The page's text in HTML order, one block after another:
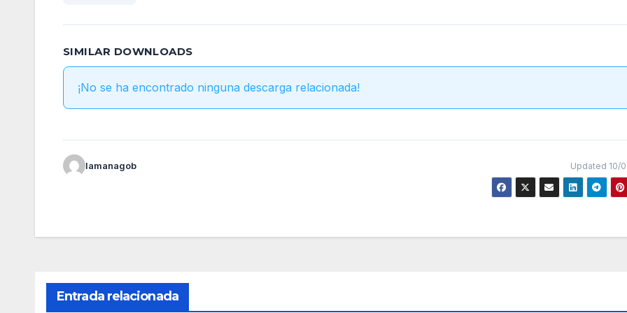
SIMILAR DOWNLOADS
¡No se ha encontrado ninguna descarga relacionada!
lamanagob Updated 10/
Entrada relacionada